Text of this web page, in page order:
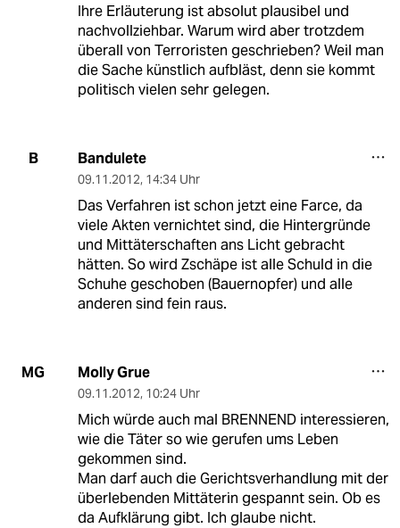
Ihre Erläuterung ist absolut plausibel und
nachvollziehbar. Warum wird aber trotzdem
überall von Terroristen geschrieben? Weil man
die Sache künstlich aufbläst, denn sie kommt
politisch vielen sehr gelegen.
B Bandulete
09.11.2012, 14:34 Uhr
Das Verfahren ist schon jetzt eine Farce, da
viele Akten vernichtet sind, die Hintergründe
und Mittäterschaften ans Licht gebracht
hätten. So wird Zschäpe ist alle Schuld in die
Schuhe geschoben (Bauernopfer) und alle
anderen sind fein raus.
MG Molly Grue
09.11.2012, 10:24 Uhr
Mich würde auch mal BRENNEND interessieren,
wie die Täter so wie gerufen ums Leben
gekommen sind.
Man darf auch die Gerichtsverhandlung mit der
überlebenden Mittäterin gespannt sein. Ob es
da Aufklärung gibt. Ich glaube nicht.